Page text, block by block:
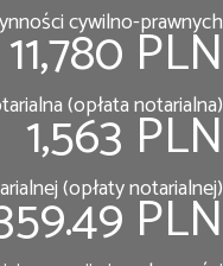
cywilno-prawnych
11,780 PLN
(opłata notarialna)
1,563 PLN
(opłaty notarialnej)
PLN